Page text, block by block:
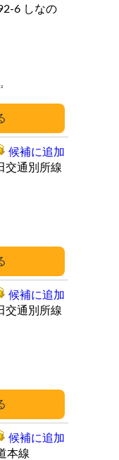
6 しなの
2
交通別所線
候補に追加
交通別所線
候補に追加
本線
候補に追加